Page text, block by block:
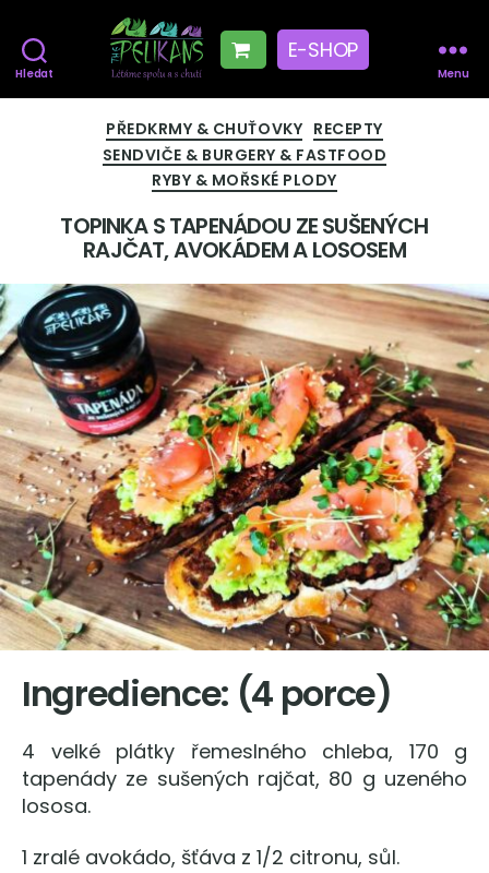
Hledat
The
Pelikans
E-SHOP
Menu
Rubriky
PŘEDKRMY & CHUŤOVKY RECEPTY
SENDVIČE & BURGERY & FASTFOOD
RYBY & MOŘSKÉ PLODY
TOPINKA S TAPENÁDOU ZE SUŠENÝCH
RAJČAT, AVOKÁDEM A LOSOSEM
Ingredience: (4 porce)
4 velké plátky řemeslného chleba, 170 g
tapenády ze sušených rajčat, 80 g uzeného
lososa.
1 zralé avokádo, šťáva z 1/2 citronu, sůl.